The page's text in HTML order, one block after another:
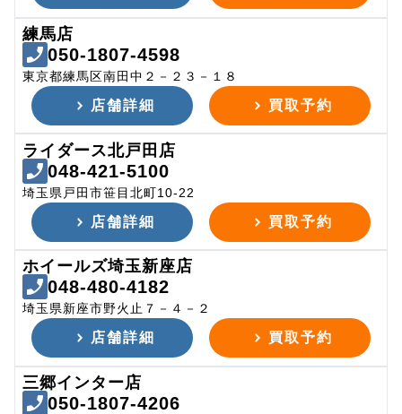
練馬店
050-1807-4598
東京都練馬区南田中２－２３－１８
店舗詳細 買取予約
ライダース北戸田店
048-421-5100
埼玉県戸田市笹目北町10-22
店舗詳細 買取予約
ホイールズ埼玉新座店
048-480-4182
埼玉県新座市野火止７－４－２
店舗詳細 買取予約
三郷インター店
050-1807-4206